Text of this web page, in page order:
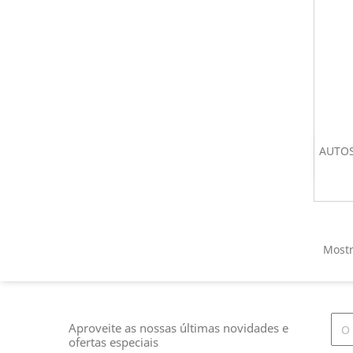
Aproveite as nossas últimas novidades e
ofertas especiais